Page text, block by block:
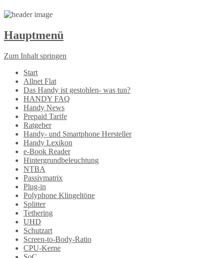
Hauptmenü
Zum Inhalt springen
Start
Allnet Flat
Das Handy ist gestohlen- was tun?
HANDY FAQ
Handy News
Prepaid Tarife
Ratgeber
Handy- und Smartphone Hersteller
Handy Lexikon
e-Book Reader
Hintergrundbeleuchtung
NTBA
Passivmatrix
Plug-in
Polyphone Klingeltöne
Splitter
Tethering
UHD
Schutzart
Screen-to-Body-Ratio
CPU-Kerne